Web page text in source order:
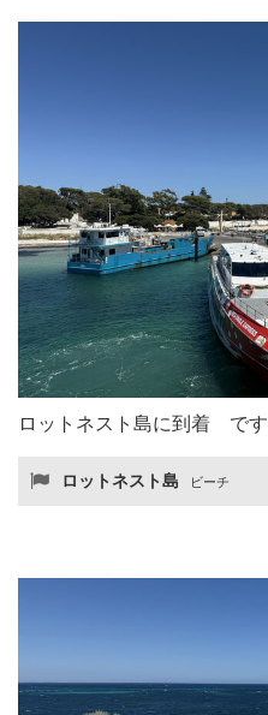
ロットネスト島に到着 です
ロットネスト島 ビーチ